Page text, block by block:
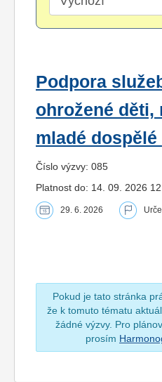
Podpora
ohrožené děti,
mladé dospělé
Číslo výzvy: 085
Platnost do: 14. 09. 2026
29. 6. 2026
Pokud je tato stránka
že k tomuto tématu
žádné výzvy. Pro
prosím